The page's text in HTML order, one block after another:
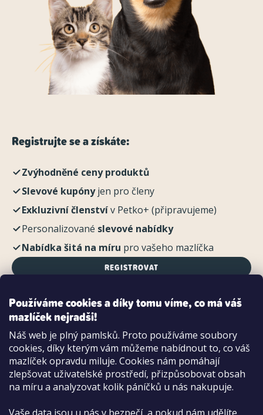
Používáme cookies a díky tomu víme, co má váš
mazlíček nejradši!
Náš web je plný pamlsků. Proto používáme soubory
cookies, díky kterým vám můžeme nabídnout to, co váš
mazlíček opravdu miluje. Cookies nám pomáhají
zlepšovat uživatelské prostředí, přizpůsobovat obsah
na míru a analyzovat kolik páníčků u nás nakupuje.
Registrujte se a získáte:
Zvýhodněné ceny produktů
Slevové kupónyjen pro členy
Exkluzivní členstvív Petko+ (připravujeme)
Personalizované slevové nabídky
Nabídka šitá na míru pro vašeho mazlíčka
REGISTROVAT
Možnosti platby:
Dobírkou
Hotově i kartou na pobočce